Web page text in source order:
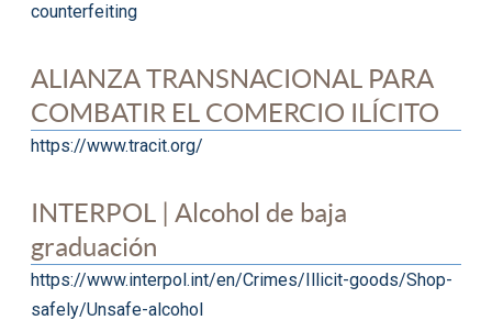
counterfeiting
ALIANZA TRANSNACIONAL PARA
COMBATIR EL COMERCIO ILÍCITO
https://www.tracit.org/
INTERPOL | Alcohol de baja
graduación
https://www.interpol.int/en/Crimes/Illicit-goods/Shop-
safely/Unsafe-alcohol